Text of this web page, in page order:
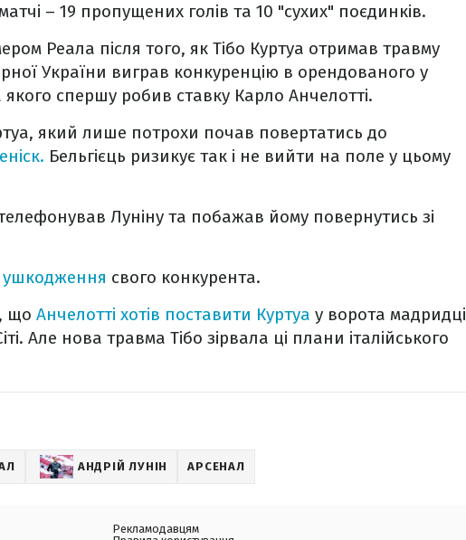
– 19 пропущених голів та 10 "сухих" поєдинків.
Реала після того, як Тібо Куртуа отримав травму
України виграв конкуренцію в орендованого у
спершу робив ставку Карло Анчелотті.
який лише потрохи почав повертатись до
Бельгієць ризикує так і не вийти на поле у цьому
Луніну та побажав йому повернутись зі
ушкодження свого конкурента.
що Анчелотті хотів поставити Куртуа у ворота мадридці
Але нова травма Тібо зірвала ці плани італійського
АНДРІЙ ЛУНІН АРСЕНАЛ
Рекламодавцям